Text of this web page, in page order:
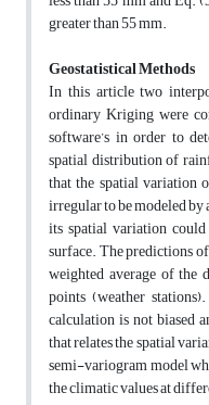
greater than 55 mm.
Geostatistical Methods
In this article two
ordinary Kriging were
software’s in order to
spatial distribution of
that the spatial variation
irregular to be modeled
its spatial variation
surface. The predictions
weighted average of the
points (weather
calculation is not biased
that relates the spatial
semi-variogram model
the climatic values at